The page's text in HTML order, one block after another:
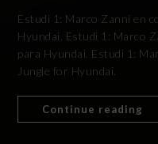
Estudi 1: Marco Zanni en
Hyundai. Estudi 1: Marco
para Hyundai. Estudi 1:
Jungle for Hyundai.
Continue reading